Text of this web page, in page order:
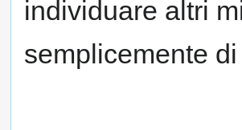
individuare altri
semplicemente